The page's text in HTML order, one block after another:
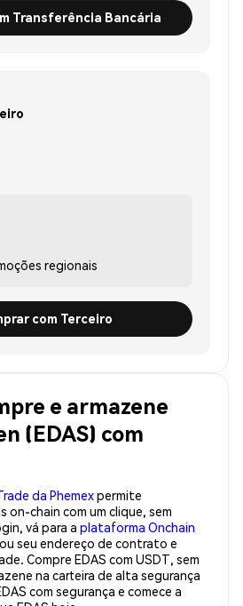
Transferência Bancária
regionais
com Terceiro
e armazene
(EDAS) com
da Phemexpermite
on-chain com um clique, sem
vá para a plataforma Onchain
seu endereço de contrato e
Compre EDAS com USDT, sem
na carteira de alta segurança
com segurança e comece a